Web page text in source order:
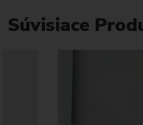
Súvisiace